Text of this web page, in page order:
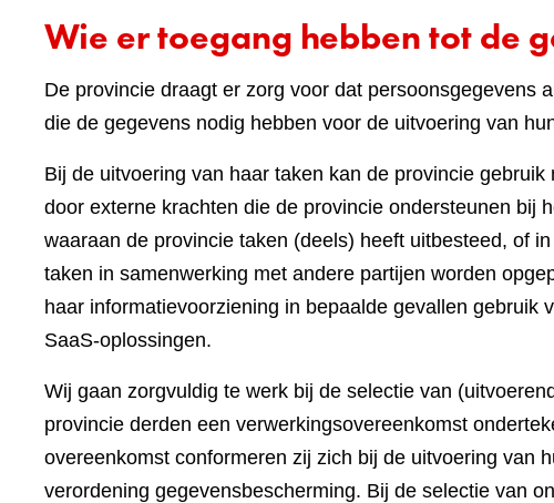
Wie er toegang hebben tot de
De provincie draagt er zorg voor dat persoonsgegevens
die de gegevens nodig hebben voor de uitvoering van
Bij de uitvoering van haar taken kan de provincie
door externe krachten die de provincie ondersteunen bij
waaraan de provincie taken (deels) heeft uitbesteed, of
taken in samenwerking met andere partijen worden
haar informatievoorziening in bepaalde gevallen gebruik
SaaS-oplossingen.
Wij gaan zorgvuldig te werk bij de selectie van
provincie derden een verwerkingsovereenkomst
overeenkomst conformeren zij zich bij de uitvoering van
verordening gegevensbescherming. Bij de selectie van